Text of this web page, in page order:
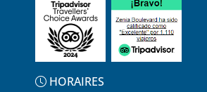
HORAIRES